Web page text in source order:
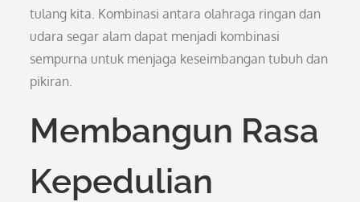
tulang kita. Kombinasi antara olahraga ringan dan
udara segar alam dapat menjadi kombinasi
sempurna untuk menjaga keseimbangan tubuh dan
pikiran.
Membangun Rasa
Kepedulian